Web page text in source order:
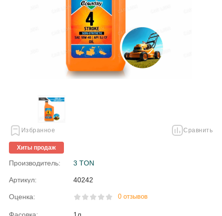
Избранное Сравнить
Хиты продаж
Производитель: 3 TON
Артикул: 40242
Оценка: 0 отзывов